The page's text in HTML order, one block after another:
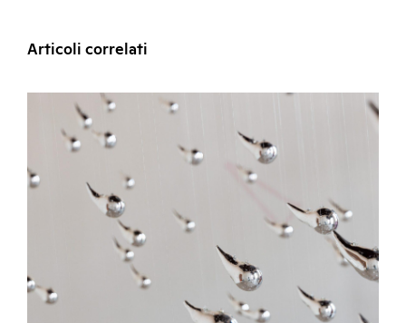
Articoli correlati